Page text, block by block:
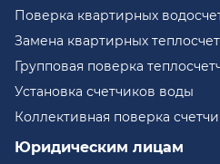
Поверка квартирных
Замена квартирных
Групповая поверка
Установка счетчиков воды
Коллективная поверка
Юридическим лицам